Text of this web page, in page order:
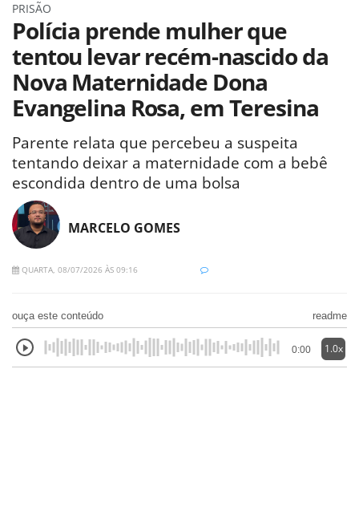
PRISÃO
Polícia prende mulher que
tentou levar recém-nascido da
Nova Maternidade Dona
Evangelina Rosa, em Teresina
Parente relata que percebeu a suspeita
tentando deixar a maternidade com a bebê
escondida dentro de uma bolsa
MARCELO GOMES
QUARTA, 08/07/2026 ÀS 09:16
ouça este conteúdo readme
0:00 1.0x